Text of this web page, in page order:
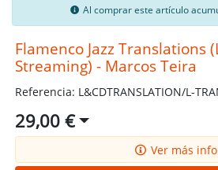
Al comprar este artículo
Flamenco Jazz Translations
Streaming) - Marcos Teira
Referencia: L&CDTRANSLATION/L-
29,00 €
Ver más